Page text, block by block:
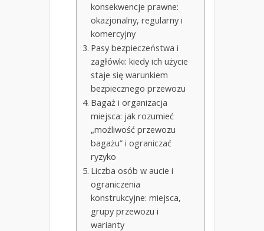
konsekwencje prawne:
okazjonalny, regularny i
komercyjny
Pasy bezpieczeństwa i
zagłówki: kiedy ich użycie
staje się warunkiem
bezpiecznego przewozu
Bagaż i organizacja
miejsca: jak rozumieć
„możliwość przewozu
bagażu” i ograniczać
ryzyko
Liczba osób w aucie i
ograniczenia
konstrukcyjne: miejsca,
grupy przewozu i
warianty